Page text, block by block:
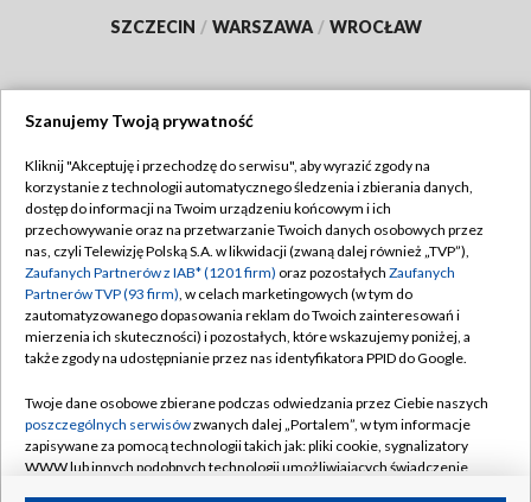
SZCZECIN / WARSZAWA / WROCŁAW
TVP
Abonament TVP
Emisja w TVP
Centrum informacji TVP
Naziemna Telewizja Cyfrowa
Rada Programowa
System NOS
Informacje o nadawcy
Regulamin TVP
Polityka prywatności
Moje zgody
Pomoc
Kontakt
Szanujemy Twoją prywatność
Kliknij "Akceptuję i przechodzę do serwisu", aby wyrazić zgody na
korzystanie z technologii automatycznego śledzenia i zbierania danych,
dostęp do informacji na Twoim urządzeniu końcowym i ich
przechowywanie oraz na przetwarzanie Twoich danych osobowych przez
nas, czyli Telewizję Polską S.A. w likwidacji (zwaną dalej również „TVP”),
Zaufanych Partnerów z IAB* (1201 firm) oraz pozostałych Zaufanych
Partnerów TVP (93 firm), w celach marketingowych (w tym do
zautomatyzowanego dopasowania reklam do Twoich zainteresowań i
mierzenia ich skuteczności) i pozostałych, które wskazujemy poniżej, a
także zgody na udostępnianie przez nas identyfikatora PPID do Google.
Twoje dane osobowe zbierane podczas odwiedzania przez Ciebie naszych
poszczególnych serwisówzwanych dalej „Portalem”, w tym informacje
zapisywane za pomocą technologii takich jak: pliki cookie, sygnalizatory
WWW lub innych podobnych technologii umożliwiających świadczenie